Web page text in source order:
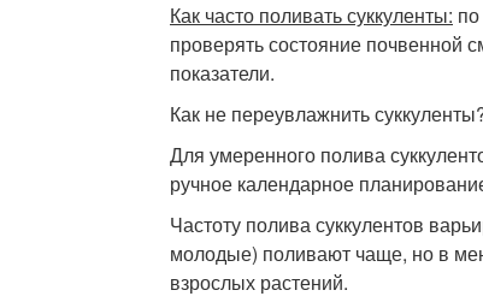
Как часто поливать суккуленты:
проверять состояние почвенной
показатели.
Как не переувлажнить
Для умеренного полива
ручное календарное
Частоту полива суккулентов
молодые) поливают чаще, но в
взрослых растений.